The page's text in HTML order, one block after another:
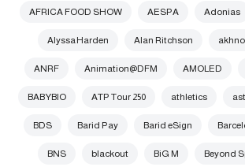
Adonias
AESPA
AFRICA FOOD SHOW
Alan Ritchson
Alyssa Harden
AMOLED
Animation@DFM
ANRF
athletics
ATP Tour 250
BABYBIO
Barid eSign
Barid Pay
BDS
Beyond
BiG M
blackout
BNS